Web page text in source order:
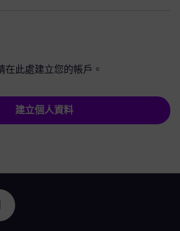
在此處建立您的帳戶。
建立個人資料